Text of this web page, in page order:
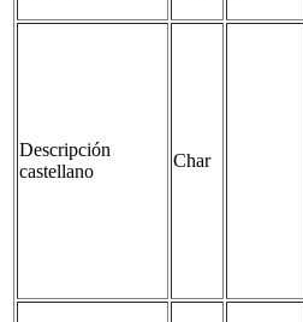
Descripción
castellano
Char